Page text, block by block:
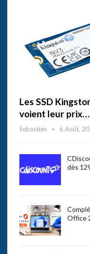
Les SSD
voient leur prix…
Sebastien 6 Août,
dès
Office